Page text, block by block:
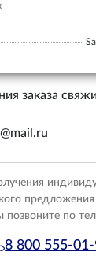
заказа
позвоните по
8 800 555-